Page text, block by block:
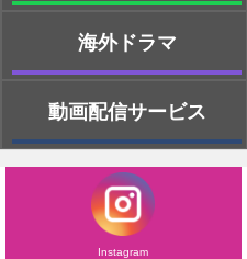
海外ドラマ
動画配信サービス
Instagram